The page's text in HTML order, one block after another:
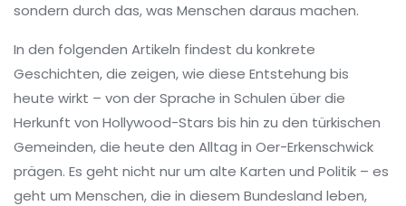
sondern durch das, was Menschen daraus machen.
In den folgenden Artikeln findest du konkrete
Geschichten, die zeigen, wie diese Entstehung bis
heute wirkt – von der Sprache in Schulen über die
Herkunft von Hollywood-Stars bis hin zu den türkischen
Gemeinden, die heute den Alltag in Oer-Erkenschwick
prägen. Es geht nicht nur um alte Karten und Politik – es
geht um Menschen, die in diesem Bundesland leben,